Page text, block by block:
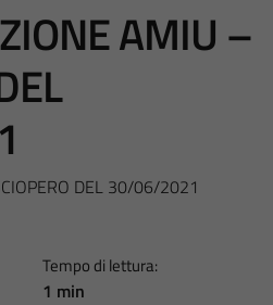
AMIU –
DEL 30/06/2021
Tempo di lettura:
1 min